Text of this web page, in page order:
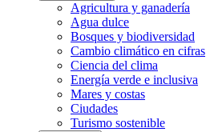
Agricultura y ganadería
Agua dulce
Bosques y biodiversidad
Cambio climático en cifras
Ciencia del clima
Energía verde e inclusiva
Mares y costas
Ciudades
Turismo sostenible